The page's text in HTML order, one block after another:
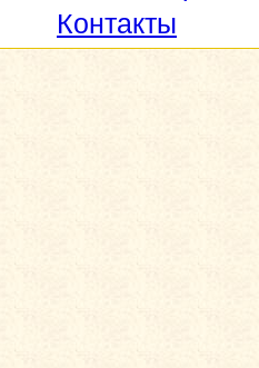
Контакты